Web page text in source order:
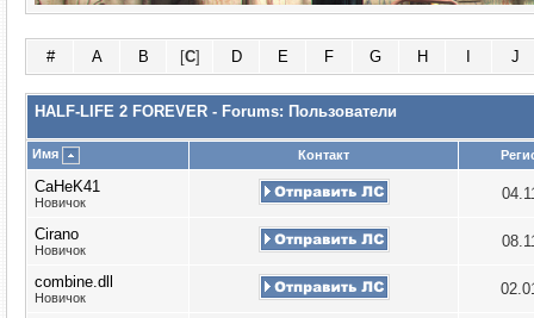
# A B [C] D E F G H J
HALF-LIFE 2 FOREVER - Forums: Пользователи
Имя Контакт
CaHeK41
Новичок
Cirano
Новичок
combine.dll
Новичок